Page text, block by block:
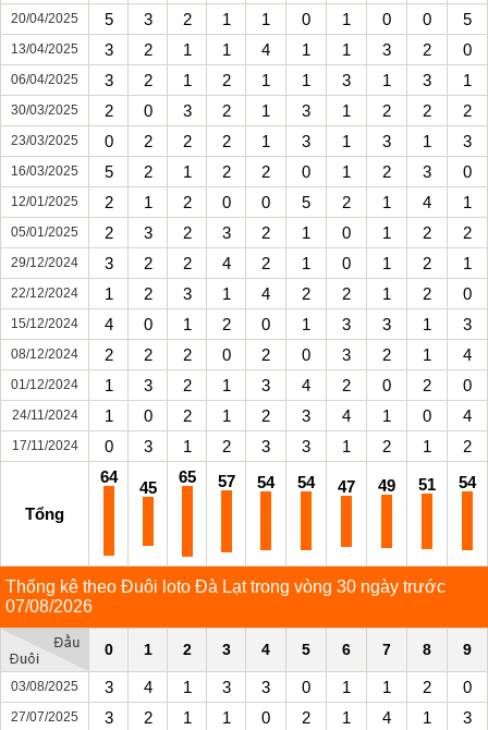
20/04/2025 5 3 2 1 1 0 1 0 0 5
13/04/2025 3 2 1 1 4 1 1 3 2 0
06/04/2025 3 2 1 2 1 1 3 1 3 1
30/03/2025 2 0 3 2 1 3 1 2 2 2
23/03/2025 0 2 2 2 1 3 1 3 1 3
16/03/2025 5 2 1 2 2 0 1 2 3 0
12/01/2025 2 1 2 0 0 5 2 1 4 1
05/01/2025 2 3 2 3 2 1 0 1 2 2
29/12/2024 3 2 2 4 2 1 0 1 2 1
22/12/2024 1 2 3 1 4 2 2 1 2 0
15/12/2024 4 0 1 2 0 1 3 3 1 3
08/12/2024 2 2 2 0 2 0 3 2 1 4
01/12/2024 1 3 2 1 3 4 2 0 2 0
24/11/2024 1 0 2 1 2 3 4 1 0 4
17/11/2024 0 3 1 2 3 3 1 2 1 2
Tổng
64
45
65 57 54 54 47 49 51 54
Thống kê theo Đuôi loto Đà Lạt trong vòng 30 ngày trước
07/08/2026
0 1 2 3 4 5 6 7 8 9
03/08/2025 3 4 1 3 3 0 1 1 2 0
27/07/2025 3 2 1 1 0 2 1 4 1 3